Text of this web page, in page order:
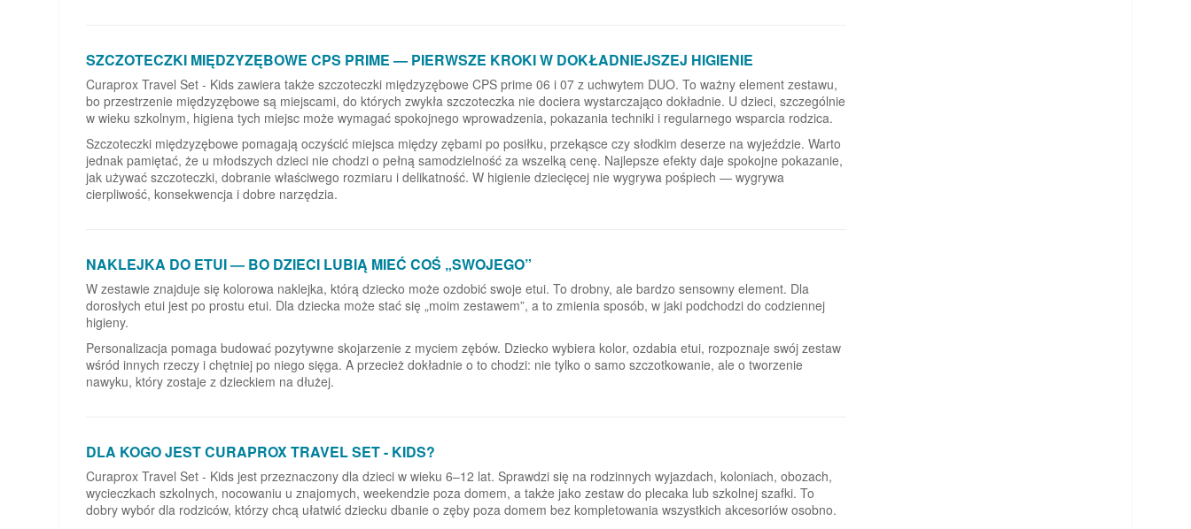
SZCZOTECZKI MIĘDZYZĘBOWE CPS PRIME — PIERWSZE KROKI W DOKŁADNIEJSZEJ HIGIENIE
Curaprox Travel Set - Kids zawiera także szczoteczki międzyzębowe CPS prime 06 i 07 z uchwytem DUO. To ważny element zestawu,
bo przestrzenie międzyzębowe są miejscami, do których zwykła szczoteczka nie dociera wystarczająco dokładnie. U dzieci, szczególnie
w wieku szkolnym, higiena tych miejsc może wymagać spokojnego wprowadzenia, pokazania techniki i regularnego wsparcia rodzica.
Szczoteczki międzyzębowe pomagają oczyścić miejsca między zębami po posiłku, przekąsce czy słodkim deserze na wyjeździe. Warto
jednak pamiętać, że u młodszych dzieci nie chodzi o pełną samodzielność za wszelką cenę. Najlepsze efekty daje spokojne pokazanie,
jak używać szczoteczki, dobranie właściwego rozmiaru i delikatność. W higienie dziecięcej nie wygrywa pośpiech — wygrywa
cierpliwość, konsekwencja i dobre narzędzia.
NAKLEJKA DO ETUI — BO DZIECI LUBIĄ MIEĆ COŚ „SWOJEGO”
W zestawie znajduje się kolorowa naklejka, którą dziecko może ozdobić swoje etui. To drobny, ale bardzo sensowny element. Dla
dorosłych etui jest po prostu etui. Dla dziecka może stać się „moim zestawem”, a to zmienia sposób, w jaki podchodzi do codziennej
higieny.
Personalizacja pomaga budować pozytywne skojarzenie z myciem zębów. Dziecko wybiera kolor, ozdabia etui, rozpoznaje swój zestaw
wśród innych rzeczy i chętniej po niego sięga. A przecież dokładnie o to chodzi: nie tylko o samo szczotkowanie, ale o tworzenie
nawyku, który zostaje z dzieckiem na dłużej.
DLA KOGO JEST CURAPROX TRAVEL SET - KIDS?
Curaprox Travel Set - Kids jest przeznaczony dla dzieci w wieku 6–12 lat. Sprawdzi się na rodzinnych wyjazdach, koloniach, obozach,
wycieczkach szkolnych, nocowaniu u znajomych, weekendzie poza domem, a także jako zestaw do plecaka lub szkolnej szafki. To
dobry wybór dla rodziców, którzy chcą ułatwić dziecku dbanie o zęby poza domem bez kompletowania wszystkich akcesoriów osobno.